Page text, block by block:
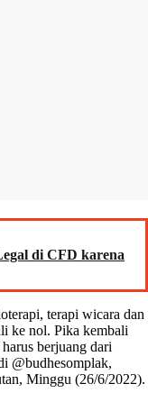
di CFD karena
terapi wicara dan
ke nol. Pika kembali
berjuang dari
@budhesomplak,
Minggu (26/6/2022).